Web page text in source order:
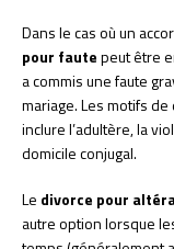
Dans le cas où un
pour fautepeut être
a commis une faute
mariage. Les motifs
inclure l’adultère, la
domicile conjugal.
Le divorce pour
autre option lorsque